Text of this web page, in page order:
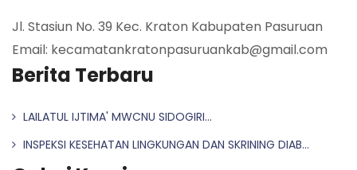
Jl. Stasiun No. 39 Kec. Kraton Kabupaten Pasuruan
Email: kecamatankratonpasuruankab@gmail.com
Berita Terbaru
LAILATUL IJTIMA' MWCNU SIDOGIRI...
INSPEKSI KESEHATAN LINGKUNGAN DAN SKRINING DIAB...